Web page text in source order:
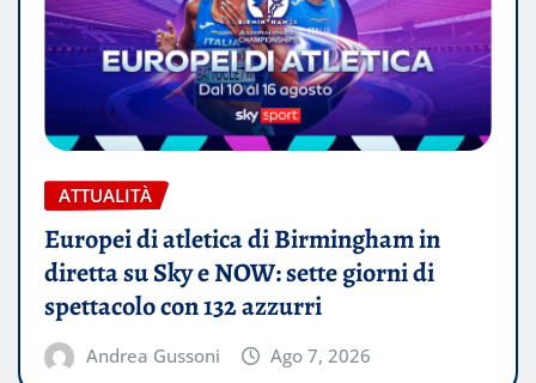
ATTUALITÀ
Europei di atletica di Birmingham in
diretta su Sky e NOW: sette giorni di
spettacolo con 132 azzurri
Andrea Gussoni Ago 7, 2026